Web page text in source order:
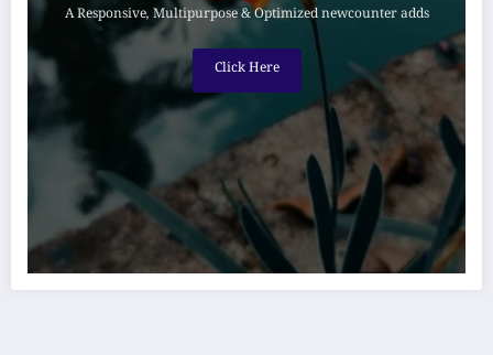
A Responsive, Multipurpose & Optimized newcounter adds
Click Here